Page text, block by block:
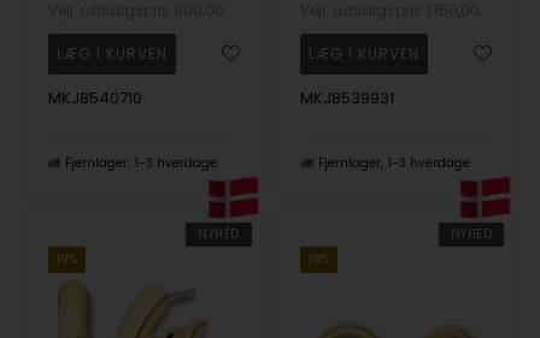
MKJ8540710
Fjernlager 1-3 hverdage
MKJ8539931
Fjernlager 1-3 hverdage
NYHED
19%
NYHED
19%